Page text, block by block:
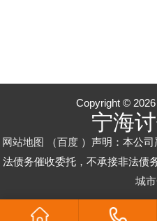
Copyright ©
宁海
网站地图 （百度）声明：本公司
法债务催收委托，不承接非法债
城